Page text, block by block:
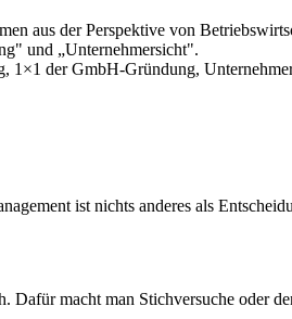
aus der Perspektive von
und „Unternehmersicht".
1×1 der GmbH-Gründung,
ist nichts anderes als
Dafür macht man Stichversuche oder